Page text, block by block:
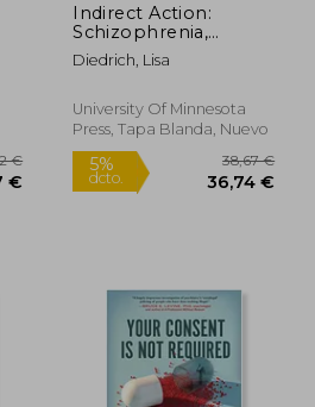
Indirect Action:
Schizophrenia,
Epilepsy, Aids, and
the Course of Health
Diedrich, Lisa
University Of Minnesota
Press, Tapa Blanda, Nuevo